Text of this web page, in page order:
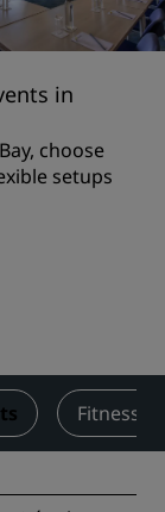
in
choose
setups
Fitness